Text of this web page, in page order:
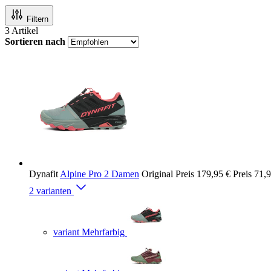
Filtern
3 Artikel
Sortieren nach
Dynafit Alpine Pro 2 Damen Original Preis 179,95 € Preis
2 varianten
variant Mehrfarbig